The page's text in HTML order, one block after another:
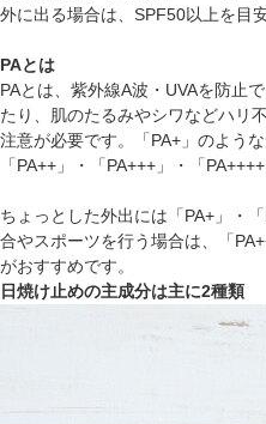
外に出る場合は、SPF50以上を目
PAとは
PAとは、紫外線A波・UVAを防止
たり、肌のたるみやシワなどハリ
注意が必要です。「PA+」のよう
「PA++」・「PA+++」・「
ちょっとした外出には「PA+」・
合やスポーツを行う場合は、「
がおすすめです。
日焼け止めの主成分は主に2種類